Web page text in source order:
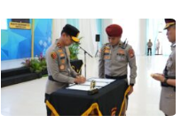
Tersangka Dr. Ruksamin
Dinilai Prematur